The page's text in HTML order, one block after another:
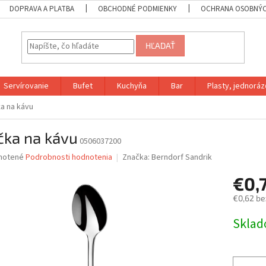
DOPRAVA A PLATBA OBCHODNÉ PODMIENKY OCHRANA
HĽADAŤ
Servírovanie Bufet Kuchyňa Bar Plasty,
na kávu
na kávu 0506037200
Podrobnosti hodnotenia Značka: Berndorf Sandrik
€0,62
cena: